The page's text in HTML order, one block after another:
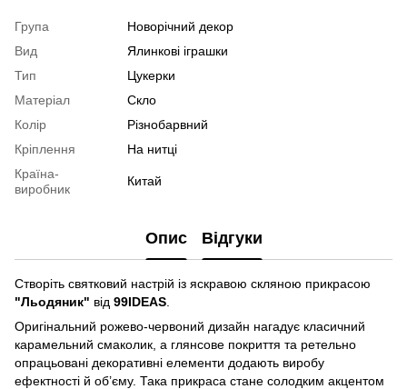
Група
Новорічний декор
Вид
Ялинкові іграшки
Тип
Цукерки
Матеріал
Скло
Колір
Різнобарвний
Кріплення
На нитці
Країна-
виробник
Китай
Опис Відгуки
Створіть святковий настрій із яскравою скляною прикрасою
"Льодяник" від 99IDEAS
Оригінальний рожево-червоний дизайн нагадує класичний
карамельний смаколик, а глянсове покриття та ретельно
опрацьовані декоративні елементи додають виробу
ефектності й об’єму. Така прикраса стане солодким акцентом